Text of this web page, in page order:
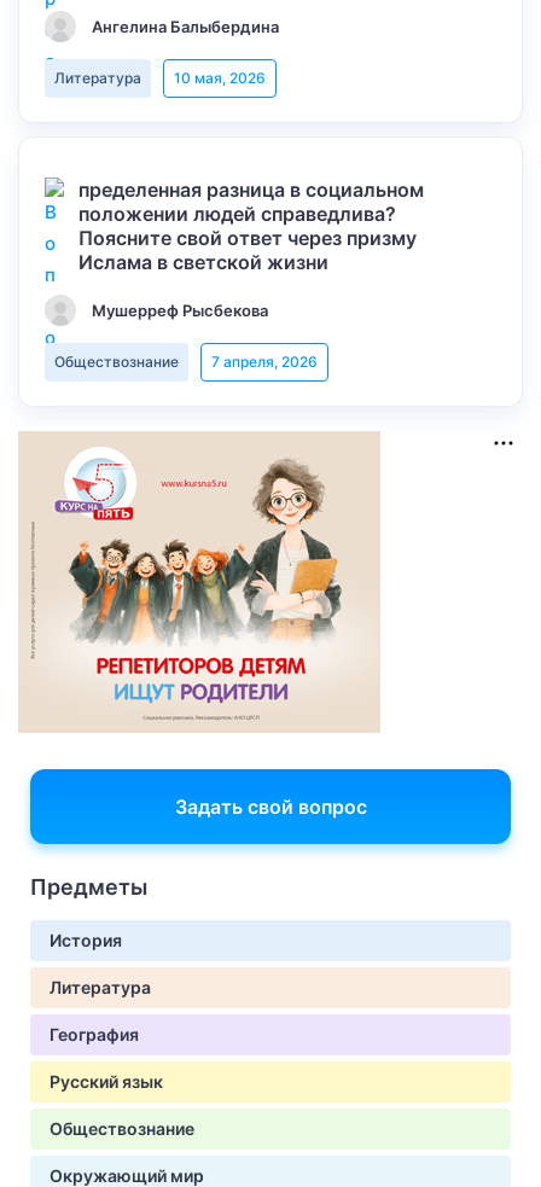
Ангелина Балыбердина
Литература 10 мая, 2026
пределенная разница в социальном
положении людей справедлива?
Поясните свой ответ через призму
Ислама в светской жизни
Мушерреф Рысбекова
Обществознание 7 апреля, 2026
Задать свой вопрос
Предметы
История
Литература
География
Русский язык
Обществознание
Окружающий мир